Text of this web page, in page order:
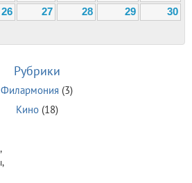
26 27 28 29
30
Рубрики
Филармония (3)
Кино(18)